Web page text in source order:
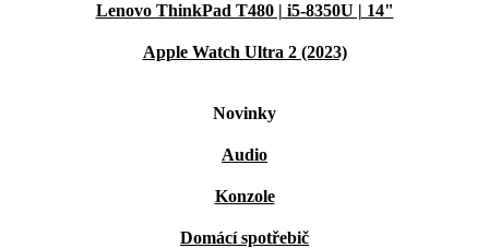
Lenovo ThinkPad T480 | i5-8350U | 14"
Apple Watch Ultra 2 (2023)
Novinky
Audio
Konzole
Domácí spotřebič